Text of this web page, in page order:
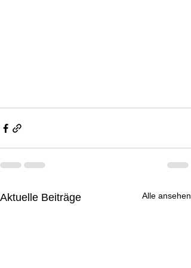
Aktuelle Beiträge Alle ansehen